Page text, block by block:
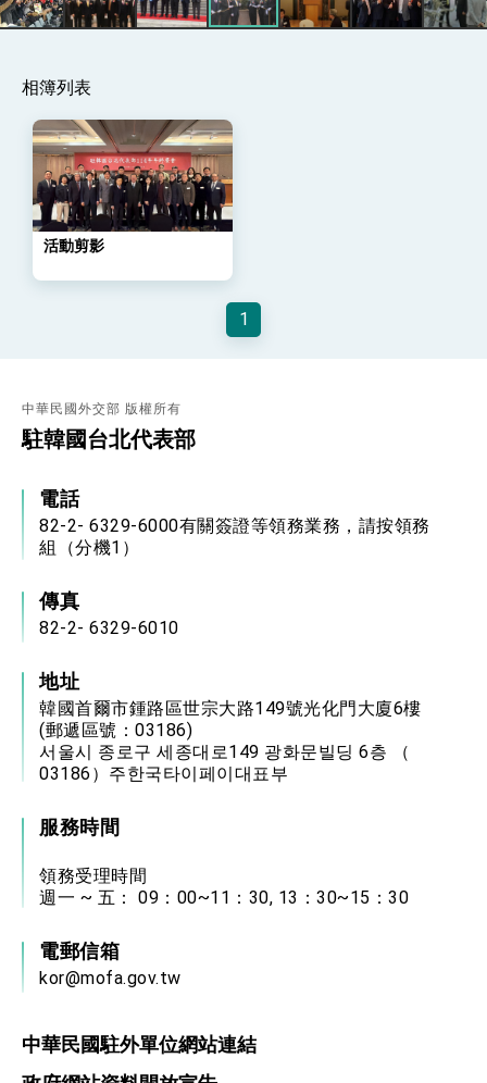
卓揆：臺美關稅談判階段性結果有助臺灣取得有
利戰略地位 全力支持「臺美對等貿易協定」簽署
民調顯示多數國人滿意政府外交表現，高度支持
「總合外交」與台歐美日關係深化
總統以「韌性之島，希望之光」為題發表2026新
年談話
總統主持「守護民主台灣國安行動方案」記者
變局中 奮起的新臺灣 總統發表國慶演說
總統發表執政周年談話 盼面對未來挑戰 堅持
團結 迎風轉型 穩健前行
總統重要談話
外交部重要言論
相簿列表
活動剪影
1
中華民國外交部 版權所有
駐韓國台北代表部
電話
82-2- 6329-6000有關簽證等領務業務，請按領務
組（分機1）
傳真
82-2- 6329-6010
地址
韓國首爾市鍾路區世宗大路149號光化門大廈6樓
(郵遞區號：03186)
서울시 종로구 세종대로149 광화문빌딩 6층 （
03186）주한국타이페이대표부
服務時間
領務受理時間
週一 ~ 五： 09：00~11：30, 13：30~15：30
電郵信箱
kor@mofa.gov.tw
中華民國駐外單位網站連結